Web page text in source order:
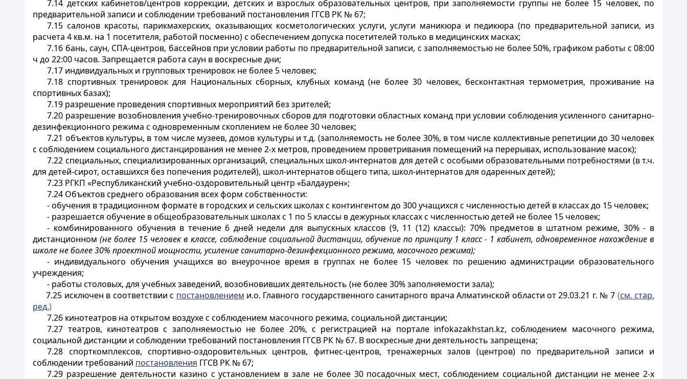
7.14 детских кабинетов/центров коррекции, детских и взрослых образовательных центров, при заполняемости группы не более 15 человек, по
предварительной записи и соблюдении требований постановления ГГСВ РК № 67;
7.15 салонов красоты, парикмахерских, оказывающих косметологических услуги, услуги маникюра и педикюра (по предварительной записи, из
расчета 4 кв.м. на 1 посетителя, работой посменно) с обеспечением допуска посетителей только в медицинских масках;
7.16 бань, саун, СПА-центров, бассейнов при условии работы по предварительной записи, с заполняемостью не более 50%, графиком работы с 08:00
ч до 22:00 часов. Запрещается работа саун в воскресные дни;
7.17 индивидуальных и групповых тренировок не более 5 человек;
7.18 спортивных тренировок для Национальных сборных, клубных команд (не более 30 человек, бесконтактная термометрия, проживание на
спортивных базах);
7.19 разрешение проведения спортивных мероприятий без зрителей;
7.20 разрешение возобновления учебно-тренировочных сборов для подготовки областных команд при условии соблюдения усиленного санитарно-
дезинфекционного режима с одновременным скоплением не более 30 человек;
7.21 объектов культуры, в том числе музеев, домов культуры и т.д. (заполняемость не более 30%, в том числе коллективные репетиции до 30 человек
с соблюдением социального дистанцирования не менее 2-х метров, проведением проветривания помещений на перерывах, использование масок);
7.22 специальных, специализированных организаций, специальных школ-интернатов для детей с особыми образовательными потребностями (в т.ч.
для детей-сирот, оставшихся без попечения родителей), школ-интернатов общего типа, школ-интернатов для одаренных детей);
7.23 РГКП «Республиканский учебно-оздоровительный центр «Балдаурен»;
7.24 Объектов среднего образования всех форм собственности:
- обучения в традиционном формате в городских и сельских школах с контингентом до 300 учащихся с численностью детей в классах до 15 человек;
- разрешается обучение в общеобразовательных школах с 1 по 5 классы в дежурных классах с численностью детей не более 15 человек;
- комбинированного обучения в течение 6 дней недели для выпускных классов (9, 11 (12) классы): 70% предметов в штатном режиме, 30% - в
дистанционном (не более 15 человек в классе, соблюдение социальной дистанции, обучение по принципу 1 класс - 1 кабинет, одновременное нахождение в
школе не более 30% проектной мощности, усиление санитарно-дезинфекционного режима, масочного режима);
- индивидуального обучения учащихся во внеурочное время в группах не более 15 человек по решению администрации образовательного
учреждения;
- работы столовых, для учебных заведений, возобновивших деятельность (не более 30% заполняемости зала);
7.25 исключен в соответствии с постановлением и.о. Главного государственного санитарного врача Алматинской области от 29.03.21 г. № 7 (см. стар.
ред.)
7.26 кинотеатров на открытом воздухе с соблюдением масочного режима, социальной дистанции;
7.27 театров, кинотеатров с заполняемостью не более 20%, с регистрацией на портале infokazakhstan.kz, соблюдением масочного режима,
социальной дистанции и соблюдении требований постановления ГГСВ РК № 67. В воскресные дни деятельность запрещена;
7.28 спорткомплексов, спортивно-оздоровительных центров, фитнес-центров, тренажерных залов (центров) по предварительной записи и
соблюдении требований постановления ГГСВ РК № 67;
7.29 разрешение деятельности казино с установлением в зале не более 30 посадочных мест, соблюдением социальной дистанции не менее 2-х